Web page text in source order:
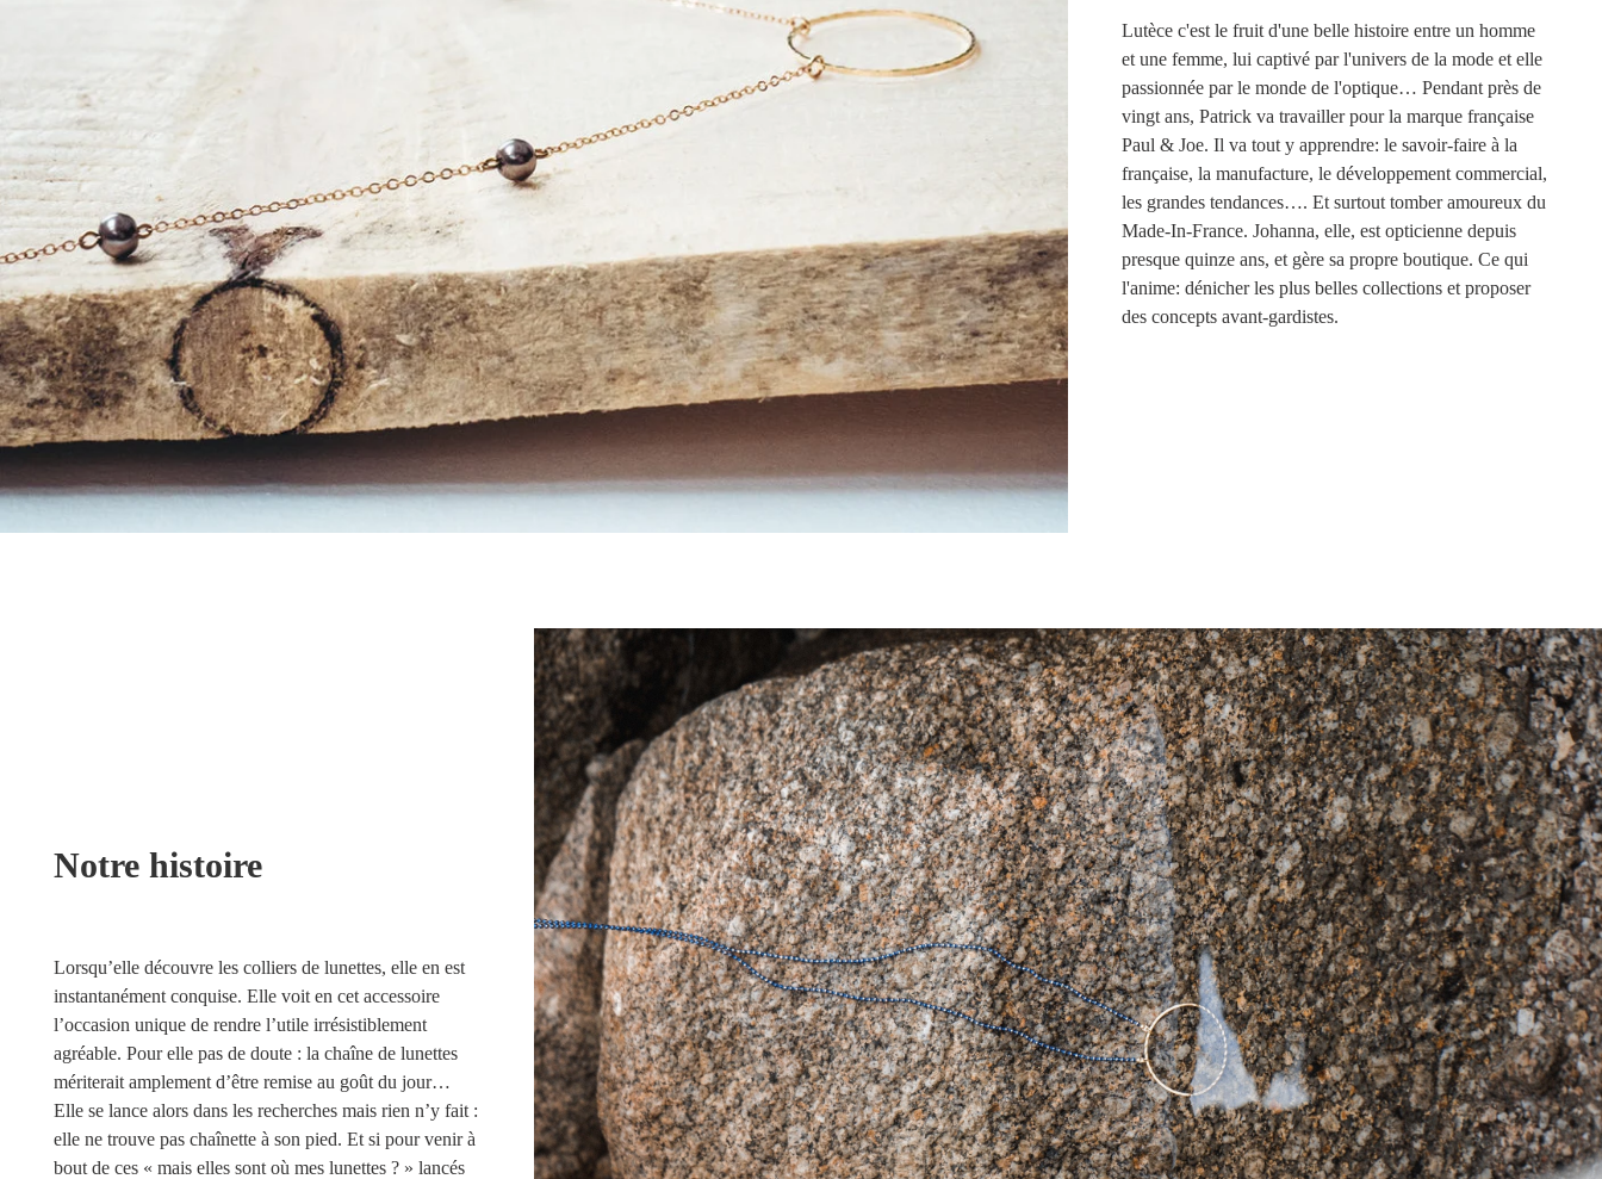
Lutèce c'est le fruit d'une belle histoire entre un homme
et une femme, lui captivé par l'univers de la mode et elle
passionnée par le monde de l'optique… Pendant près de
vingt ans, Patrick va travailler pour la marque française
Paul & Joe. Il va tout y apprendre: le savoir-faire à la
française, la manufacture, le développement commercial,
les grandes tendances…. Et surtout tomber amoureux du
Made-In-France. Johanna, elle, est opticienne depuis
presque quinze ans, et gère sa propre boutique. Ce qui
l'anime: dénicher les plus belles collections et proposer
des concepts avant-gardistes.
Notre histoire
Lorsqu’elle découvre les colliers de lunettes, elle en est
instantanément conquise. Elle voit en cet accessoire
l’occasion unique de rendre l’utile irrésistiblement
agréable. Pour elle pas de doute : la chaîne de lunettes
mériterait amplement d’être remise au goût du jour…
Elle se lance alors dans les recherches mais rien n’y fait :
elle ne trouve pas chaînette à son pied. Et si pour venir à
bout de ces « mais elles sont où mes lunettes ? » lancés